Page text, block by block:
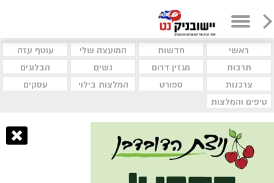
ראשי חדשות המועצה שלי
עוטף עזה
תרבות
מגזין דרום נשים
הבלוגים
צרכנות
ספורט המלצות בילוי
עסקים
טיפים והמלצות